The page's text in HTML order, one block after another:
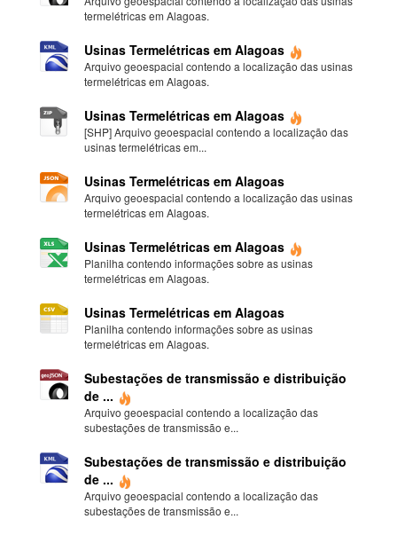
termelétricas em Alagoas.
Usinas Termelétricas em Alagoas
Arquivo geoespacial contendo a localização das usinas
termelétricas em Alagoas.
Usinas Termelétricas em Alagoas
[SHP] Arquivo geoespacial contendo a localização das
usinas termelétricas em...
Usinas Termelétricas em Alagoas
Arquivo geoespacial contendo a localização das usinas
termelétricas em Alagoas.
Usinas Termelétricas em Alagoas
Planilha contendo informações sobre as usinas
termelétricas em Alagoas.
Usinas Termelétricas em Alagoas
Planilha contendo informações sobre as usinas
termelétricas em Alagoas.
Subestações de transmissão e distribuição
de ...
Arquivo geoespacial contendo a localização das
subestações de transmissão e...
Subestações de transmissão e distribuição
de ...
Arquivo geoespacial contendo a localização das
subestações de transmissão e...